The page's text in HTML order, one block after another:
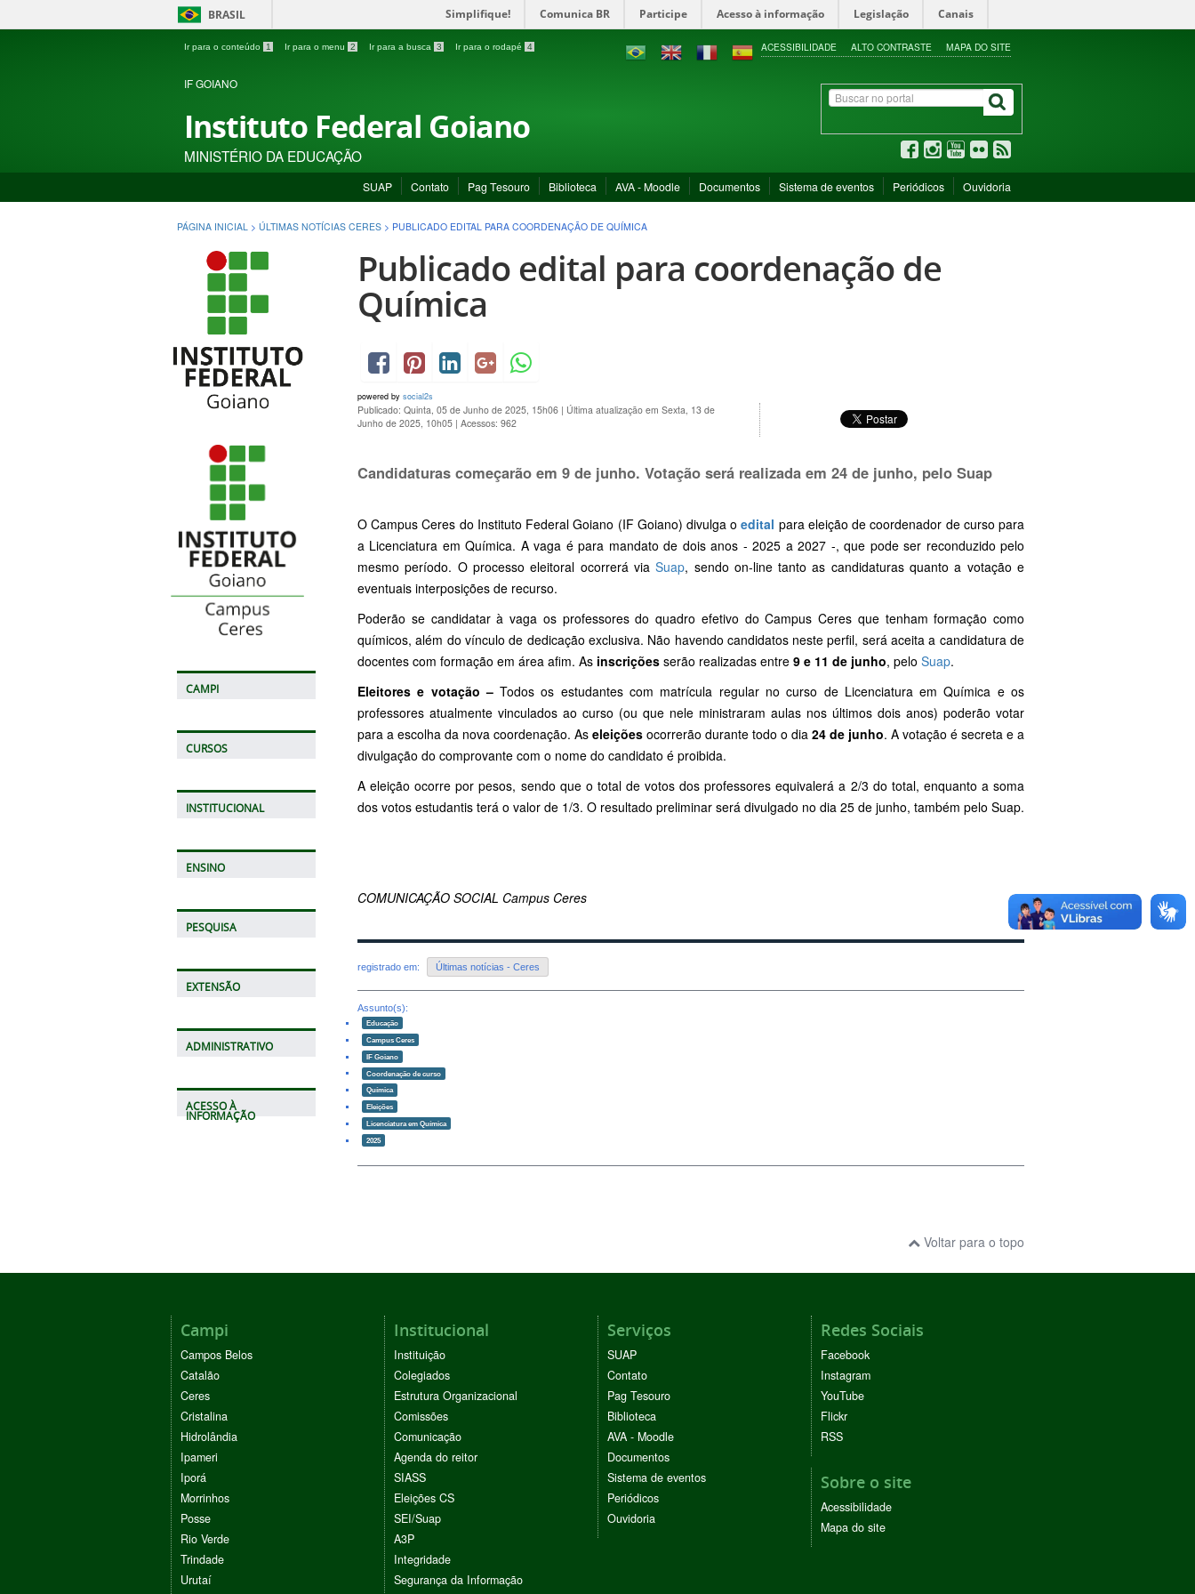
BRASIL Simplifique! Comunica BR Participe Acesso à informação Legislação Canais
Ir para o conteúdo 1 Ir para o menu 2 Ir para a busca 3 Ir para o rodapé 4 ACESSIBILIDADE ALTO CONTRASTE MAPA DO SITE
IF GOIANO
Instituto Federal Goiano
MINISTÉRIO DA EDUCAÇÃO
SUAP Contato Pag Tesouro Biblioteca AVA - Moodle Documentos Sistema de eventos Periódicos Ouvidoria
PÁGINA INICIAL > ÚLTIMAS NOTÍCIAS CERES > PUBLICADO EDITAL PARA COORDENAÇÃO DE QUÍMICA
CAMPI
CURSOS
INSTITUCIONAL
ENSINO
PESQUISA
EXTENSÃO
ADMINISTRATIVO
ACESSO À
INFORMAÇÃO
Publicado edital para coordenação de
Química
powered by social2s
Publicado: Quinta, 05 de Junho de 2025, 15h06 | Última atualização em Sexta, 13 de
Junho de 2025, 10h05 | Acessos: 962
Candidaturas começarão em 9 de junho. Votação será realizada em 24 de junho, pelo Suap
O Campus Ceres do Instituto Federal Goiano (IF Goiano) divulga oedital para eleição de coordenador de curso para
a Licenciatura em Química. A vaga é para mandato de dois anos - 2025 a 2027 -, que pode ser reconduzido pelo
mesmo período. O processo eleitoral ocorrerá viaSuap, sendo on-line tanto as candidaturas quanto a votação e
eventuais interposições de recurso.
Poderão se candidatar à vaga os professores do quadro efetivo do Campus Ceres que tenham formação como
químicos, além do vínculo de dedicação exclusiva. Não havendo candidatos neste perfil, será aceita a candidatura de
docentes com formação em área afim. As inscrições serão realizadas entre 9 e 11 de junho, pelo Suap.
Eleitores e votação –Todos os estudantes com matrícula regular no curso de Licenciatura em Química e os
professores atualmente vinculados ao curso (ou que nele ministraram aulas nos últimos dois anos) poderão votar
para a escolha da nova coordenação. As eleições ocorrerão durante todo o dia 24 de junho. A votação é secreta e a
divulgação do comprovante com o nome do candidato é proibida.
A eleição ocorre por pesos, sendo que o total de votos dos professores equivalerá a 2/3 do total, enquanto a soma
dos votos estudantis terá o valor de 1/3. O resultado preliminar será divulgado no dia 25 de junho, também pelo Suap.
COMUNICAÇÃO SOCIAL Campus Ceres
registrado em: Últimas notícias - Ceres
Assunto(s):
Educação
Campus Ceres
IF Goiano
Coordenação de curso
Química
Eleições
Licenciatura em Química
2025
Voltar para o topo
Campi
Campos Belos
Catalão
Ceres
Cristalina
Hidrolândia
Ipameri
Iporá
Morrinhos
Posse
Rio Verde
Trindade
Urutaí
Institucional
Instituição
Colegiados
Estrutura Organizacional
Comissões
Comunicação
Agenda do reitor
SIASS
Eleições CS
SEI/Suap
A3P
Integridade
Segurança da Informação
Serviços
SUAP
Contato
Pag Tesouro
Biblioteca
AVA - Moodle
Documentos
Sistema de eventos
Periódicos
Ouvidoria
Redes Sociais
Facebook
Instagram
YouTube
Flickr
RSS
Sobre o site
Acessibilidade
Mapa do site